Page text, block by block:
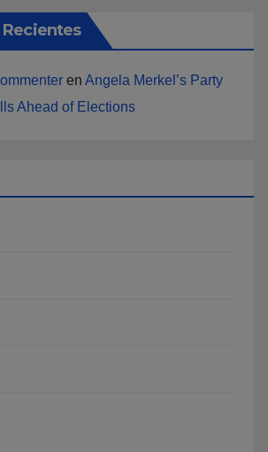
en Angela Merkel’s Party
Ahead of Elections